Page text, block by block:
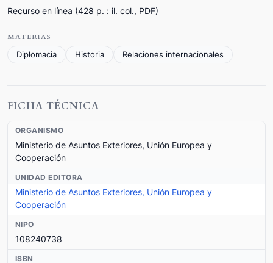
Recurso en línea (428 p. : il. col., PDF)
MATERIAS
Diplomacia
Historia Relaciones internacionales
FICHA TÉCNICA
ORGANISMO
Ministerio de Asuntos Exteriores, Unión Europea y
Cooperación
UNIDAD EDITORA
Ministerio de Asuntos Exteriores, Unión Europea y
Cooperación
NIPO
108240738
ISBN